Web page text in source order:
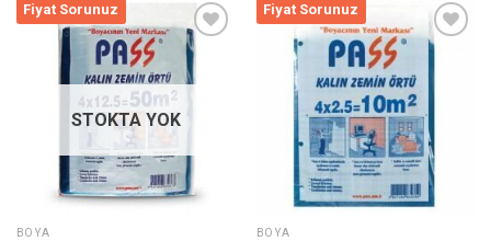
Fiyat Sorunuz
Listeme
Ekle
STOKTA YOK
BOYA
Fiyat Sorunuz
BOYA